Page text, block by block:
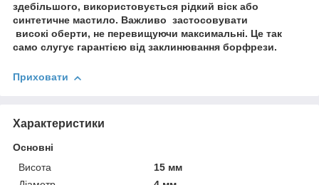
здебільшого, використовується рідкий віск або
синтетичне мастило. Важливо застосовувати
високі оберти, не перевищуючи максимальні. Це так
само слугує гарантією від заклинювання борфрези.
Приховати
Характеристики
Основні
Висота
15 мм